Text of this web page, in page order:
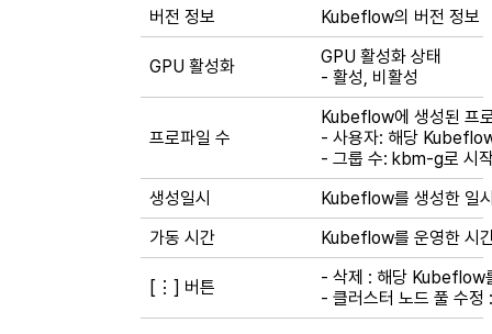
버전 정보
Kubeflow의 버전 정보
GPU 활성화
GPU 활성화 상태
- 활성, 비활성
프로파일 수
Kubeflow에 생성된 프
- 사용자: 해당
- 그룹 수: kbm-g로 시
생성일시
Kubeflow를 생성한 일
가동 시간
Kubeflow를 운영한 시
[⋮] 버튼
- 삭제 : 해당 Kubeflow
- 클러스터 노드 풀 수